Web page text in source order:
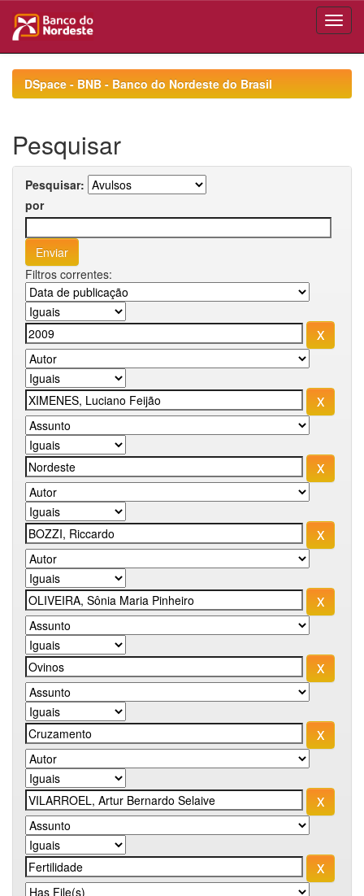
navigationDSpace - BNB - Banco do Nordeste do Brasil
Pesquisar
Pesquisar:
por
Filtros correntes: